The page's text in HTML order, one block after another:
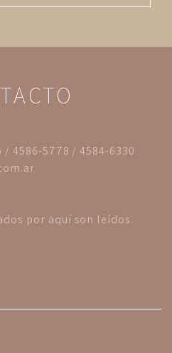
/ 4586-5778 / 4584-6330
por aquí son leídos.